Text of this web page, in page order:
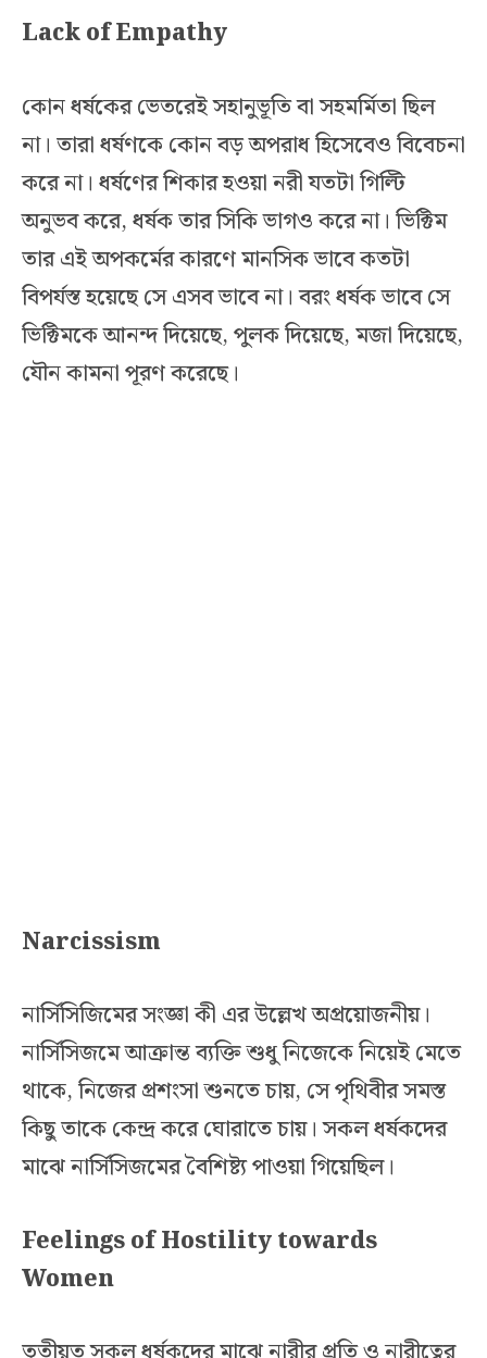
Lack of Empathy
কোন ধর্ষকের ভেতরেই সহানুভূতি বা সহমর্মিতা ছিল
না। তারা ধর্ষণকে কোন বড় অপরাধ হিসেবেও বিবেচনা
করে না। ধর্ষণের শিকার হওয়া নরী যতটা গিল্টি
অনুভব করে, ধর্ষক তার সিকি ভাগও করে না। ভিক্টিম
তার এই অপকর্মের কারণে মানসিক ভাবে কতটা
বিপর্যস্ত হয়েছে সে এসব ভাবে না। বরং ধর্ষক ভাবে সে
ভিক্টিমকে আনন্দ দিয়েছে, পুলক দিয়েছে, মজা দিয়েছে,
যৌন কামনা পূরণ করেছে।
Narcissism
নার্সিসিজিমের সংজ্ঞা কী এর উল্লেখ অপ্রয়োজনীয়।
নার্সিসিজমে আক্রান্ত ব্যক্তি শুধু নিজেকে নিয়েই মেতে
থাকে, নিজের প্রশংসা শুনতে চায়, সে পৃথিবীর সমস্ত
কিছু তাকে কেন্দ্র করে ঘোরাতে চায়। সকল ধর্ষকদের
মাঝে নার্সিসিজমের বৈশিষ্ট্য পাওয়া গিয়েছিল।
Feelings of Hostility towards
Women